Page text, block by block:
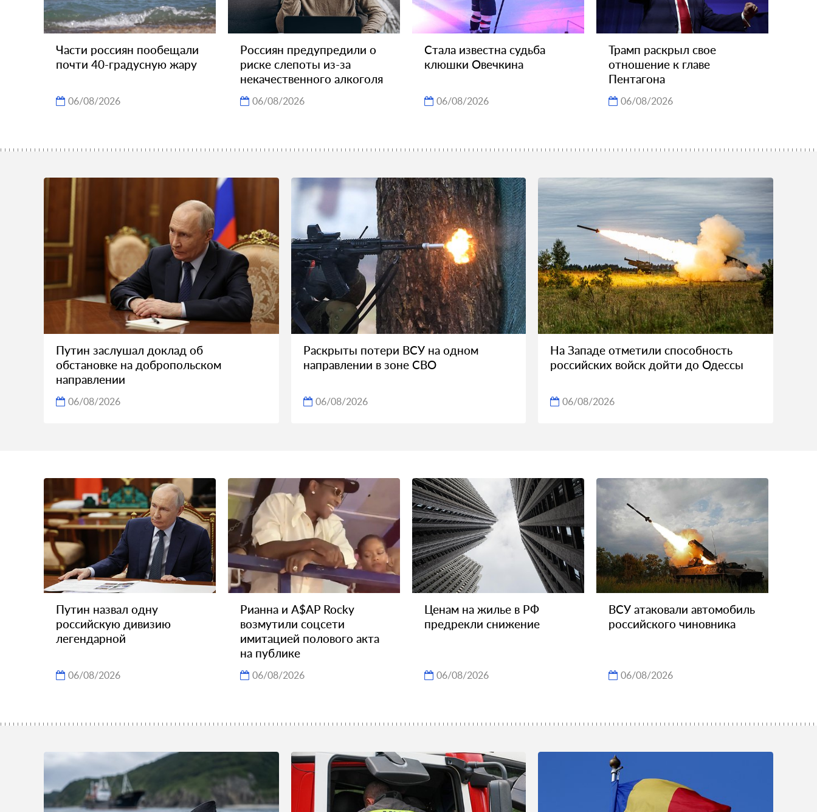
Части россиян пообещали
почти 40-градусную жару
06/08/2026
Россиян предупредили о
риске слепоты из-за
некачественного алкоголя
06/08/2026
Стала известна судьба
клюшки Овечкина
06/08/2026
Трамп раскрыл свое
отношение к главе
Пентагона
06/08/2026
Путин заслушал доклад об
обстановке на добропольском
направлении
06/08/2026
Раскрыты потери ВСУ на одном
направлении в зоне СВО
06/08/2026
На Западе отметили способность
российских войск дойти до Одессы
06/08/2026
Путин назвал одну
российскую дивизию
легендарной
06/08/2026
Рианна и A$AP Rocky
возмутили соцсети
имитацией полового акта
на публике
06/08/2026
Ценам на жилье в РФ
предрекли снижение
06/08/2026
ВСУ атаковали автомобиль
российского чиновника
06/08/2026